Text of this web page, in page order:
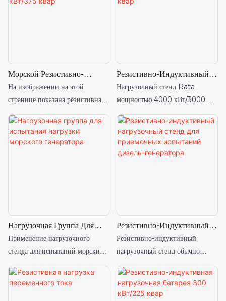
Морской Резистивно-
Индуктивный Нагрузочный
Стенд Мощностью 500
На изображении на этой
странице показана резистивная
нагрузочная система мощностью
500 кВт/375 квар с
номинальной активной
Резистивно-Индуктивный
Нагрузочный Стенд
Мощностью 4000
Нагрузочный стенд Rata
мощностью 4000 кВт/3000
квар с резистивно-индуктивной
нагрузкой, используемый для
испытаний генераторов на
нагрузку на судах.
Нагрузочная Группа Для
Испытания Нагрузки
Морского Генератора
Применение нагрузочного
стенда для испытаний морских
генераторов под нагрузкой
включает в себя имитацию
фактической нагрузки и
Резистивно-Индуктивный
Нагрузочный Стенд Для
Приемочных Испытаний
Резистивно-индуктивный
нагрузочный стенд обычно
состоит из резистивного
сопротивления, силового
сопротивления и